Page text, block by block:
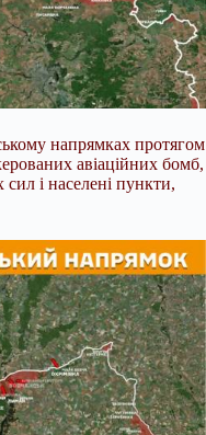
напрямках протягом
авіаційних бомб,
і населені пункти,